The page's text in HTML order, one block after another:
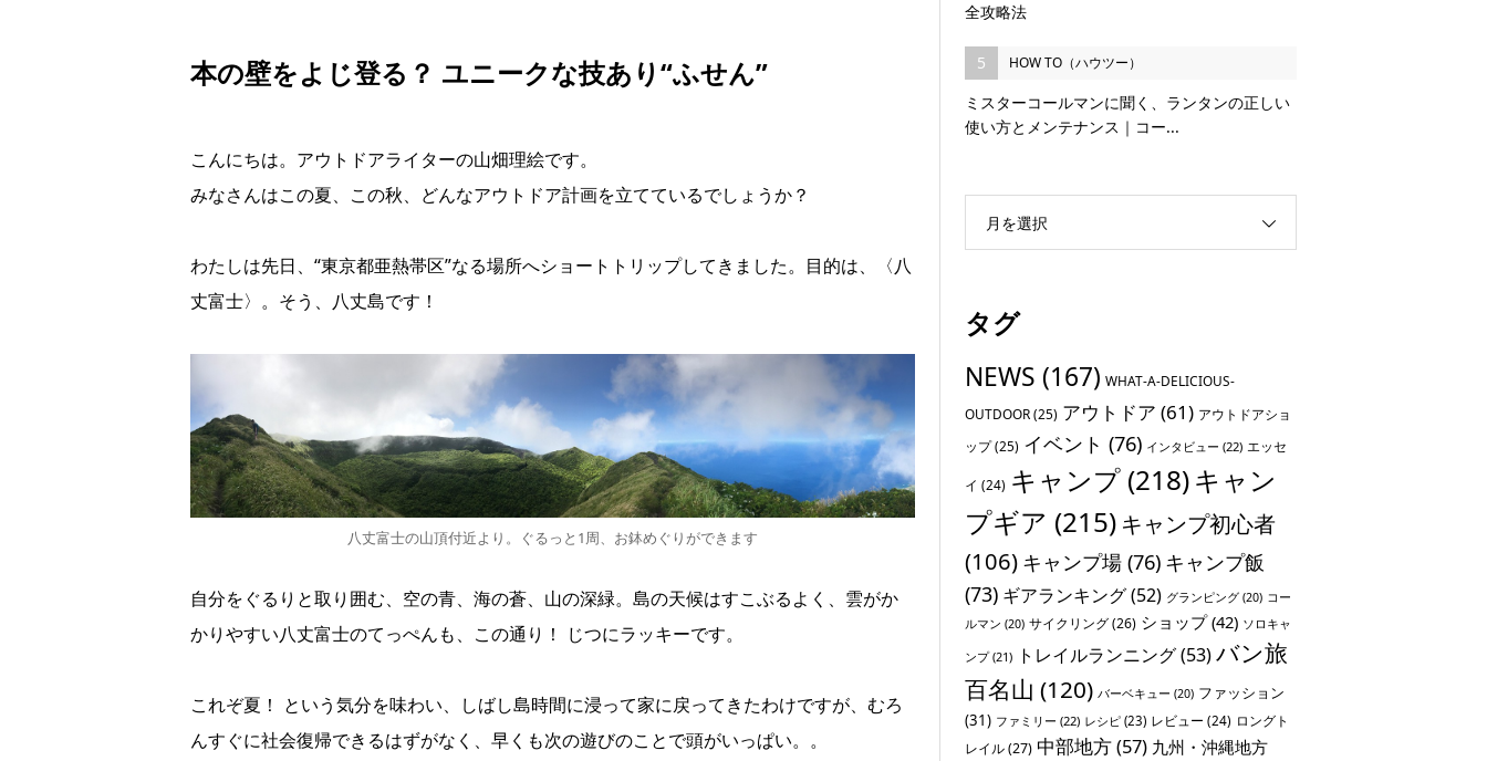
本の壁をよじ登る？ ユニークな技あり“ふせん”
こんにちは。アウトドアライターの山畑理絵です。
みなさんはこの夏、この秋、どんなアウトドア計画を立てているでしょうか？
わたしは先日、“東京都亜熱帯区”なる場所へショートトリップしてきました。目的は、〈八
丈富士〉。そう、八丈島です！
八丈富士の山頂付近より。ぐるっと1周、お鉢めぐりができます
自分をぐるりと取り囲む、空の青、海の蒼、山の深緑。島の天候はすこぶるよく、雲がか
かりやすい八丈富士のてっぺんも、この通り！ じつにラッキーです。
これぞ夏！ という気分を味わい、しばし島時間に浸って家に戻ってきたわけですが、むろ
んすぐに社会復帰できるはずがなく、早くも次の遊びのことで頭がいっぱい。。
全攻略法
5 HOW TO（ハウツー）
ミスターコールマンに聞く、ランタンの正しい
使い方とメンテナンス｜コー...
月を選択
タグ
NEWS (167) WHAT-A-DELICIOUS-
OUTDOOR(25) アウトドア (61) アウトドアショ
ップ(25) イベント (76) インタビュー (22) エッセ
イ (24) キャンプ (218)キャン
プギア (215) キャンプ初心者
(106) キャンプ場 (76) キャンプ飯
(73) ギアランキング(52) グランピング (20) コー
ルマン (20) サイクリング(26) ショップ(42) ソロキャ
ンプ(21) トレイルランニング(53)バン旅
百名山 (120) バーベキュー (20) ファッション
(31) ファミリー (22) レシピ (23) レビュー (24) ロングト
レイル(27) 中部地方(57) 九州・沖縄地方